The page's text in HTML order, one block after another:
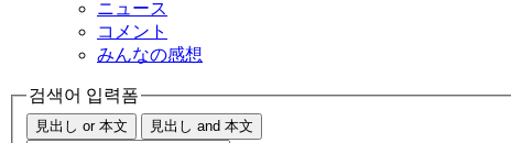
ニュース
コメント
みんなの感想
검색어 입력폼
見出し or 本文 見出し and 本文